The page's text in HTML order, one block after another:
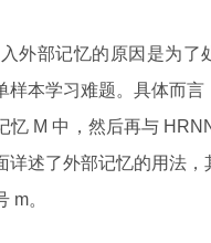
外部记忆的原因是为了
样本学习难题。具体而言
忆 M 中，然后再与
详述了外部记忆的用法，
m。